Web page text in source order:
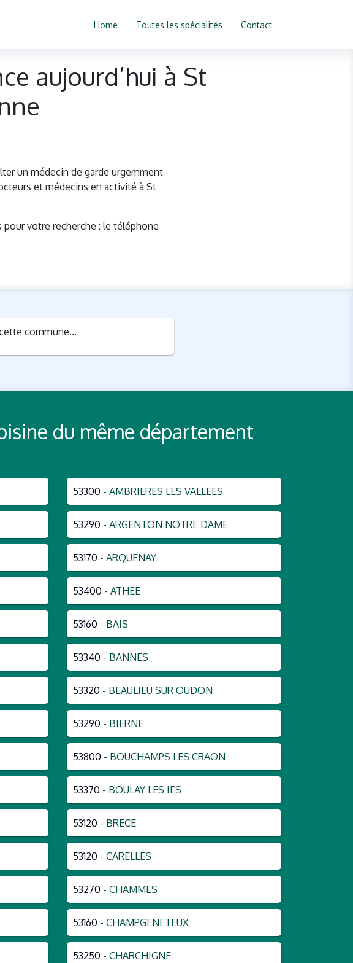
Home Toutes les spécialités Contact
aujourd’hui à St
un médecin de garde urgemment
et médecins en activité à St
votre recherche : le téléphone
commune...
du même département
53300 - AMBRIERES LES VALLEES
53290 - ARGENTON NOTRE DAME
53170 - ARQUENAY
53400 - ATHEE
53160 - BAIS
53340 - BANNES
53320 - BEAULIEU SUR OUDON
53290 - BIERNE
53800 - BOUCHAMPS LES CRAON
53370 - BOULAY LES IFS
53120 - BRECE
53120 - CARELLES
53270 - CHAMMES
53160 - CHAMPGENETEUX
53250 - CHARCHIGNE